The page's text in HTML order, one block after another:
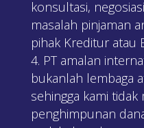
konsultasi,
masalah pinjaman
pihak Kreditur atau
PT amalan
bukanlah lembaga
sehingga kami
penghimpunan